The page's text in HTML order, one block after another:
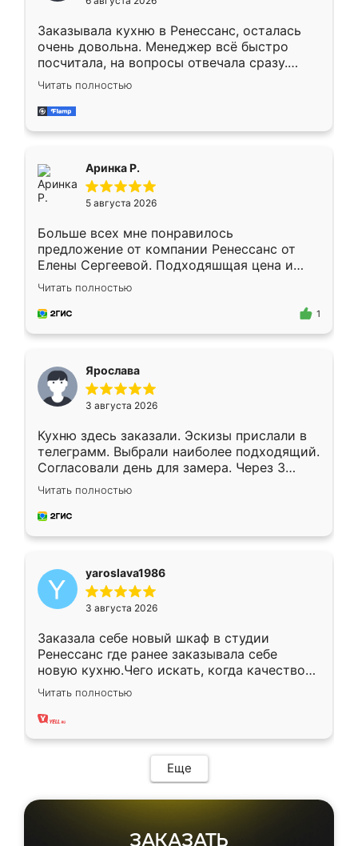
мебели буду заказывать только здесь.
Заказывала кухню в Ренессанс, осталась
очень довольна. Менеджер всё быстро
посчитала, на вопросы отвечала сразу.
Замерщик приехал в субботу, подошёл к
делу со всей ответственностью. Собрали
за день, ребята работали аккуратно, даже
Читать полностью
Аринка Р.
5 августа 2026
Больше всех мне понравилось
предложение от компании Ренессанс от
Елены Сергеевой. Подходяшщая цена и
короткие сроки изготовления. Приехавший
для замера сотрудник Владислав
предложил по моему эскизу самый
Читать полностью
1
Ярослава
3 августа 2026
Кухню здесь заказали. Эскизы прислали в
телеграмм. Выбрали наиболее подходящий.
Согласовали день для замера. Через 3
недели кухня была уже готова. Остались
довольны работой. Спасибо Ренессанс
мебель за качественную работу!
Читать полностью
yaroslava1986
3 августа 2026
Заказала себе новый шкаф в студии
Ренессанс где ранее заказывала себе
новую кухню.Чего искать, когда качеством
вполне довольна. Служит кухня уже почти
два года, нареканий нет.
Читать полностью
Еще
ЗАКАЗАТЬ